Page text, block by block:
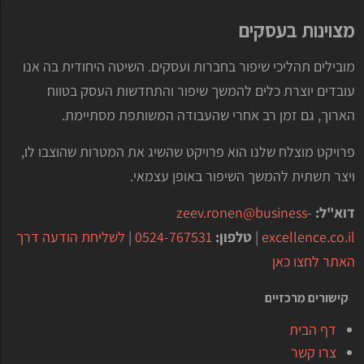
מצוינות בעסקים
מובילים תהליכי שיפור בחברות ועסקים. השיטה היחודית בה אנו
עובדים יוצרת כלים להמשך שיפור והתחדשות העסק בטווח
הארוך, גם זמן רב אחרי שהעבודה המשותפת מסתיימת.
פרויקט מוצלח שלנו הוא פרויקט שהשיג את המטרות שהוצבו לו,
ויצר תשתית להמשך השיפור באופן עצמאי.
דוא"ל: zeev.ronen@business-
excellence.co.il
| טלפון: 0524-767531
| לשליחת הודעה דרך
האתר לחצו כאן
קישורים מרכזיים
דף הבית
צרו קשר